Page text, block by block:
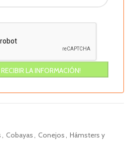
, Cobayas, Conejos, Hámsters y